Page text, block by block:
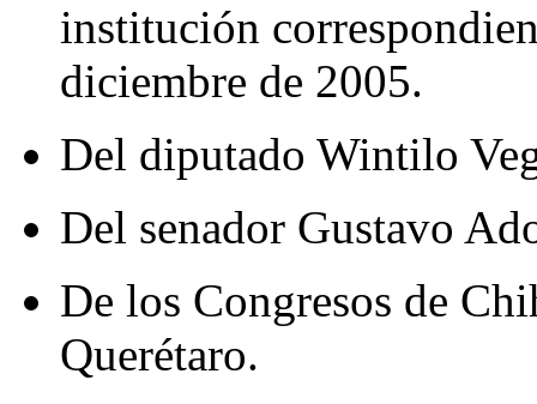
institución
diciembre de 2005.
Del diputado Wintilo
Del senador Gustavo
De los Congresos de
Querétaro.